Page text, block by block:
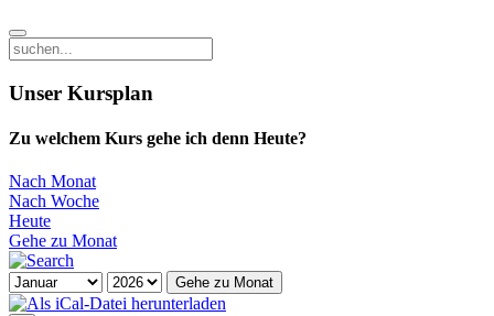
Unser Kursplan
Zu welchem Kurs gehe ich denn Heute?
Nach Monat
Nach Woche
Heute
Gehe zu Monat
Gehe zu Monat